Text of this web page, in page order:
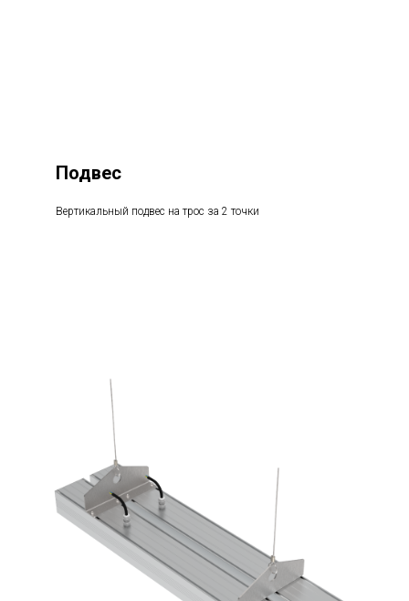
Подвес
Вертикальный подвес на трос за 2 точки